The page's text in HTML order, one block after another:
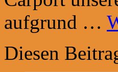
aufgrund …
Diesen